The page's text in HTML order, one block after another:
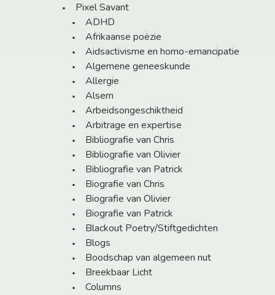
Pixel Savant
ADHD
Afrikaanse poëzie
Aidsactivisme en homo-emancipatie
Algemene geneeskunde
Allergie
Alsem
Arbeidsongeschiktheid
Arbitrage en expertise
Bibliografie van Chris
Bibliografie van Olivier
Bibliografie van Patrick
Biografie van Chris
Biografie van Olivier
Biografie van Patrick
Blackout Poetry/Stiftgedichten
Blogs
Boodschap van algemeen nut
Breekbaar Licht
Columns